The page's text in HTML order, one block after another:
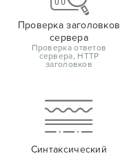
Проверка заголовков
сервера
Проверка ответов
сервера, HTTP
заголовков
Синтаксический